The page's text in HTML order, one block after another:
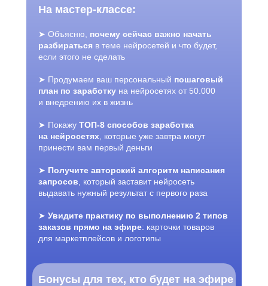
На мастер-классе:
Бонусы для тех, кто будет на эфире
➤ Объясню, почему сейчас важно начать
разбираться в теме нейросетей и что будет,
если этого не сделать
➤ Продумаем ваш персональный пошаговый
план по заработку на нейросетях от 50.000
и внедрению их в жизнь
➤ Покажу ТОП-8 способов заработка
на нейросетях , которые уже завтра могут
принести вам первый деньги
➤ Получите авторский алгоритм написания
запросов , который заставит нейросеть
выдавать нужный результат с первого раза
➤ Увидите практику по выполнению 2 типов
заказов прямо на эфире: карточки товаров
для маркетплейсов и логотипы